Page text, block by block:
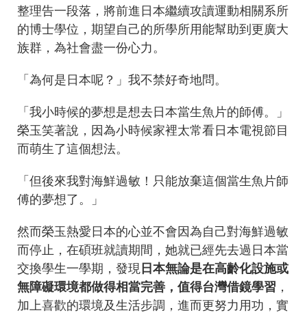
整理告一段落，將前進日本繼續攻讀運動相關系所
的博士學位，期望自己的所學所用能幫助到更廣大
族群，為社會盡一份心力。
「為何是日本呢？」我不禁好奇地問。
「我小時候的夢想是想去日本當生魚片的師傅。」
榮玉笑著說，因為小時候家裡太常看日本電視節目
而萌生了這個想法。
「但後來我對海鮮過敏！只能放棄這個當生魚片師
傅的夢想了。」
然而榮玉熱愛日本的心並不會因為自己對海鮮過敏
而停止，在碩班就讀期間，她就已經先去過日本當
交換學生一學期，發現日本無論是在高齡化設施或
無障礙環境都做得相當完善，值得台灣借鏡學習 ，
加上喜歡的環境及生活步調，進而更努力用功，實